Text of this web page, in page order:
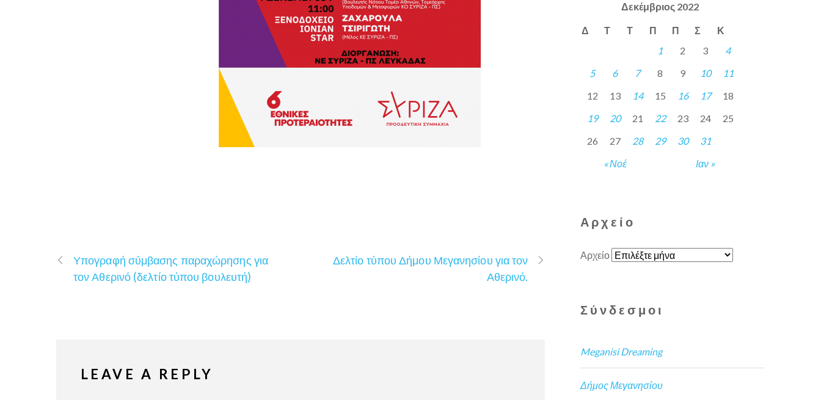
Υπογραφή σύμβασης παραχώρησης για
τον Αθερινό (δελτίο τύπου βουλευτή)
Δελτίο τύπου Δήμου Μεγανησίου για τον
Αθερινό.
LEAVE A REPLY
Δεκέμβριος 2022
Δ Τ Τ Π Π Σ Κ
« Νοέ Ιαν »
1 2 3
4
5
6 7 8 9 10
11
12
13 14 15 16 17
18
19
20 21 22 23 24
25
26
27 28 29 30 31
Αρχείο
Αρχείο
Σύνδεσμοι
Meganisi Dreaming
Δήμος Μεγανησίου